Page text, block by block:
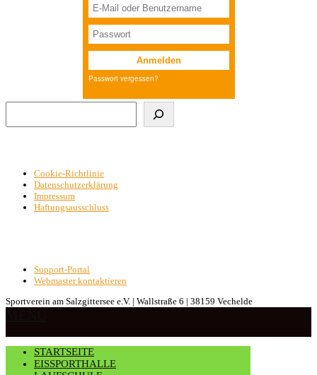
Suchen
Cookie-Richtlinie
Datenschutzerklärung
Impressum
Haftungsausschluss
Support-Portal
Webmaster kontaktieren
Sportverein am Salzgittersee e.V. | Wallstraße 6 | 38159 Vechelde
STARTSEITE
EISSPORTHALLE